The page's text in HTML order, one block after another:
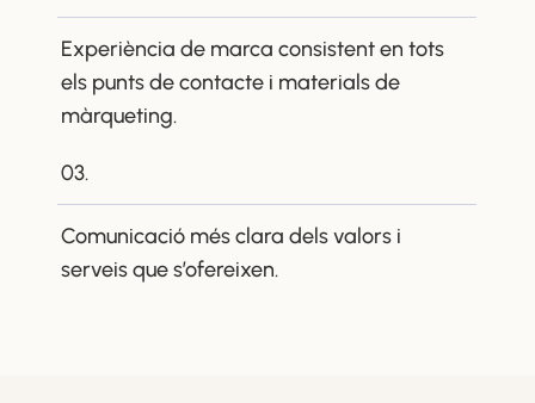
Experiència de marca consistent en tots
els punts de contacte i materials de
màrqueting.
03.
Comunicació més clara dels valors i
serveis que s’ofereixen.